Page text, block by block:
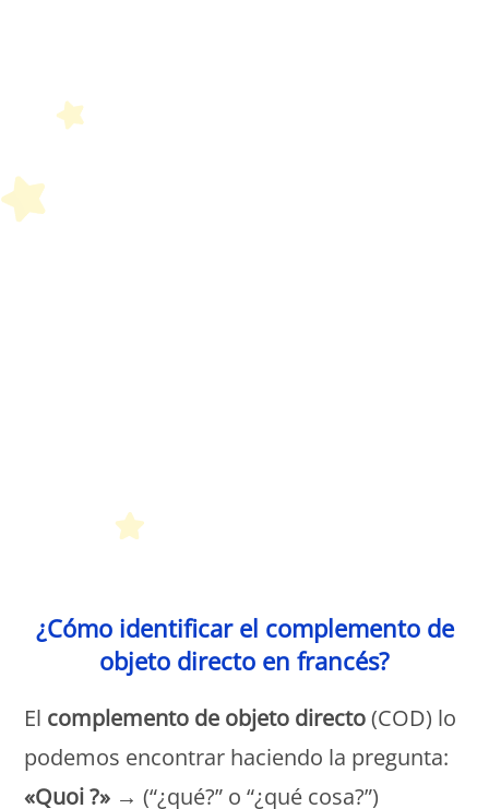
¿Cómo identificar el complemento de
objeto directo en francés?
El complemento de objeto directo(COD) lo
podemos encontrar haciendo la pregunta:
«Quoi ?» → (“¿qué?” o “¿qué cosa?”)